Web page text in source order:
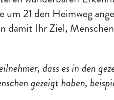
um 21 den Heimweg
damit Ihr Ziel,
dass es in den
gezeigt haben,